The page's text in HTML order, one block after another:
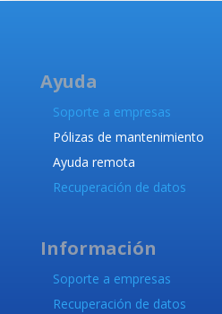
Ayuda
Soporte a empresas
Pólizas de mantenimiento
Ayuda remota
Recuperación de datos
Información
Soporte a empresas
Recuperación de datos